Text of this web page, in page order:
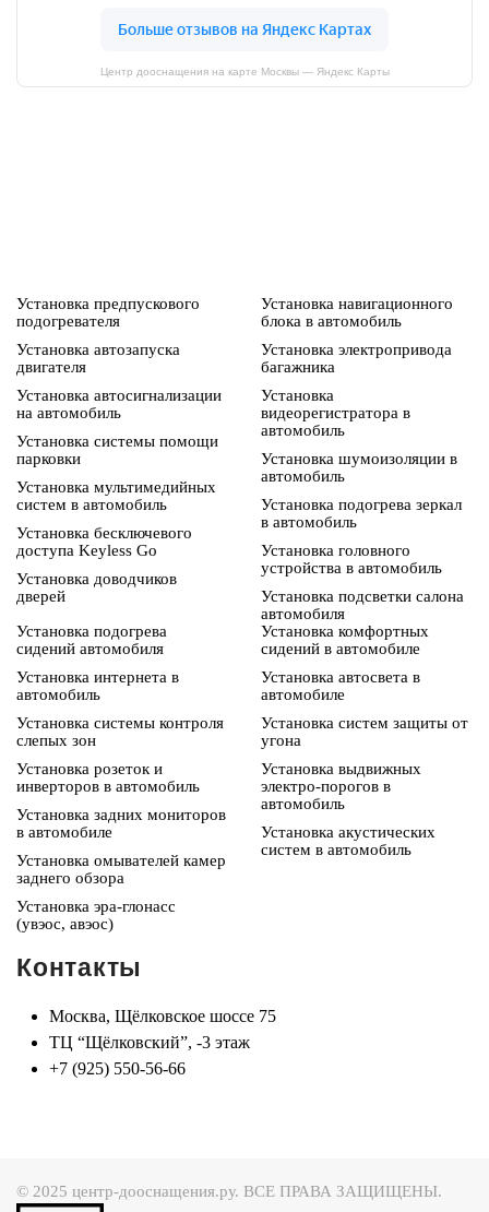
Центр дооснащения на карте Москвы — Яндекс Карты
Установка предпускового
подогревателя
Установка автозапуска
двигателя
Установка автосигнализации
на автомобиль
Установка системы помощи
парковки
Установка мультимедийных
систем в автомобиль
Установка бесключевого
доступа Keyless Go
Установка доводчиков
дверей
Установка навигационного
блока в автомобиль
Установка электропривода
багажника
Установка
видеорегистратора в
автомобиль
Установка шумоизоляции в
автомобиль
Установка подогрева зеркал
в автомобиль
Установка головного
устройства в автомобиль
Установка подсветки салона
автомобиля
Установка подогрева
сидений автомобиля
Установка интернета в
автомобиль
Установка системы контроля
слепых зон
Установка розеток и
инверторов в автомобиль
Установка задних мониторов
в автомобиле
Установка омывателей камер
заднего обзора
Установка эра-глонасс
(увэос, авэос)
Установка комфортных
сидений в автомобиле
Установка автосвета в
автомобиле
Установка систем защиты от
угона
Установка выдвижных
электро-порогов в
автомобиль
Установка акустических
систем в автомобиль
Контакты
Москва, Щёлковское шоссе 75
ТЦ “Щёлковский”, -3 этаж
+7 (925) 550-56-66
© 2025 центр-дооснащения.ру. ВСЕ ПРАВА ЗАЩИЩЕНЫ.